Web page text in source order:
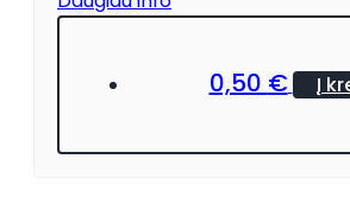
0,50 € Į